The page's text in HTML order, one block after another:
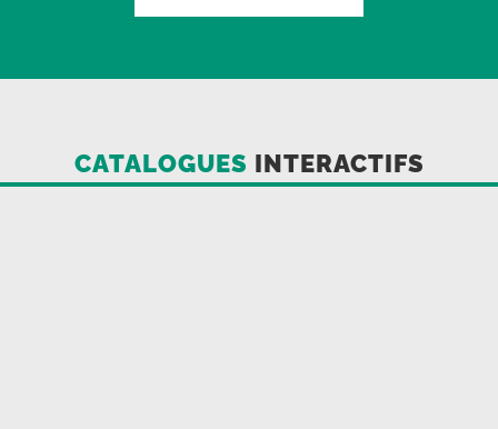
CATALOGUES INTERACTIFS